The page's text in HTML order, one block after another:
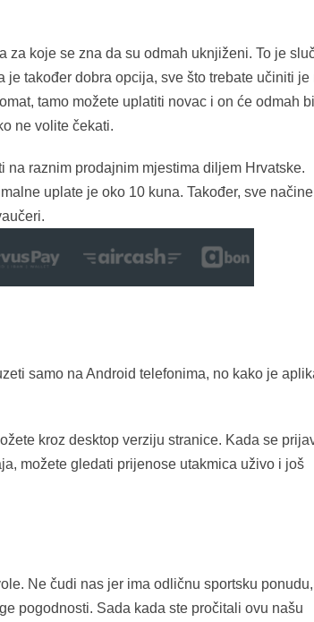
koje se zna da su odmah uknjiženi. To je
također dobra opcija, sve što trebate učiniti je
tamo možete uplatiti novac i on će odmah
ne volite čekati.
raznim prodajnim mjestima diljem Hrvatske.
uplate je oko 10 kuna. Također, sve načine
samo na Android telefonima, no kako je
kroz desktop verziju stranice. Kada se
možete gledati prijenose utakmica uživo i još
Ne čudi nas jer ima odličnu sportsku ponudu,
pogodnosti. Sada kada ste pročitali ovu našu